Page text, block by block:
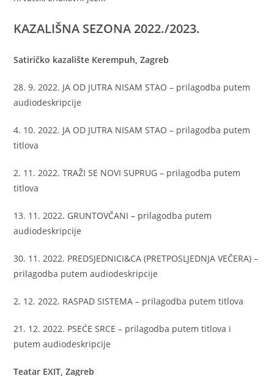
KAZALIŠNA SEZONA 2022./2023.
Satiričko kazalište Kerempuh, Zagreb
28. 9. 2022. JA OD JUTRA NISAM STAO – prilagodba putem
audiodeskripcije
4. 10. 2022. JA OD JUTRA NISAM STAO – prilagodba putem
titlova
2. 11. 2022. TRAŽI SE NOVI SUPRUG – prilagodba putem
titlova
13. 11. 2022. GRUNTOVČANI – prilagodba putem
audiodeskripcije
30. 11. 2022. PREDSJEDNICI&CA (PRETPOSLJEDNJA VEČERA) –
prilagodba putem audiodeskripcije
2. 12. 2022. RASPAD SISTEMA – prilagodba putem titlova
21. 12. 2022. PSEĆE SRCE – prilagodba putem titlova i
putem audiodeskripcije
Teatar EXIT, Zagreb